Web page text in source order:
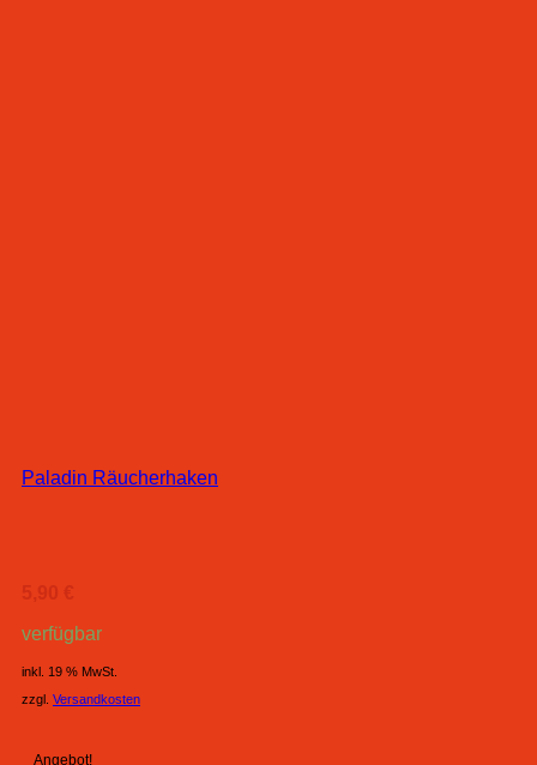
Paladin Räucherhaken
5,90 €
verfügbar
inkl. 19 % MwSt.
zzgl. Versandkosten
Angebot!